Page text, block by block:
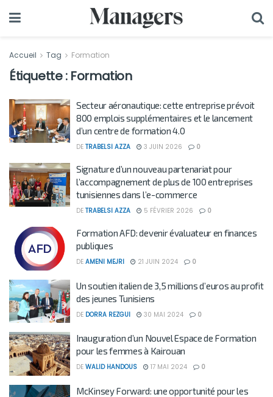
Accueil Tag Formation
Étiquette : Formation
Secteur aéronautique: cette entreprise prévoit
800 emplois supplémentaires et le lancement
d’un centre de formation 4.0
DE TRABELSI AZZA 3 JUIN 2026 0
Signature d’un nouveau partenariat pour
l’accompagnement de plus de 100 entreprises
tunisiennes dans l’e-commerce
DE TRABELSI AZZA 5 FÉVRIER 2026 0
Formation AFD: devenir évaluateur en finances
publiques
DE AMENI MEJRI 21 JUIN 2024 0
Un soutien italien de 3,5 millions d’euros au profit
des jeunes Tunisiens
DE DORRA REZGUI 30 MAI 2024 0
Inauguration d’un Nouvel Espace de Formation
pour les femmes à Kairouan
DE WALID HANDOUS 17 MAI 2024 0
McKinsey Forward: une opportunité pour les